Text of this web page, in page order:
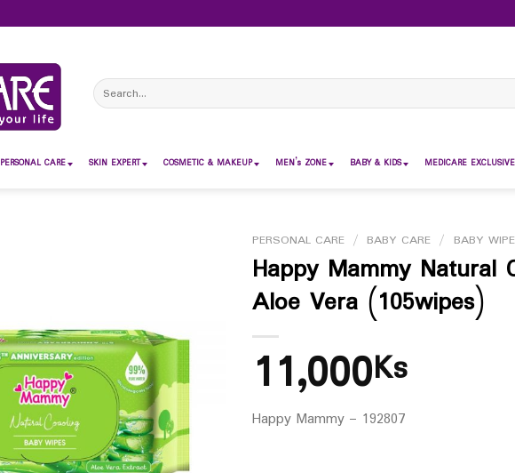
Search
for:
PERSONAL CARE SKIN EXPERT COSMETIC & MAKEUP MEN’s ZONE BABY & KIDS MEDICARE
PERSONAL CARE / BABY CARE / BABY
Happy Mammy Natural
Aloe Vera (105wipes)
11,000Ks
Happy Mammy – 192807